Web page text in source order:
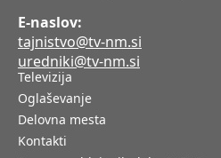
E-naslov:
tajnistvo@tv-nm.si
uredniki@tv-nm.si
Televizija
Oglaševanje
Delovna mesta
Kontakti